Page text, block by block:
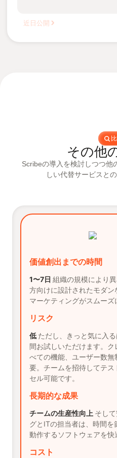
近日公開
その他
Scribeの導入を検討しつつ他
しい代替サービスと
価値創出までの時間
1〜7日 組織の規模により
方向けに設計されたモダ
マーケティングがスムーズ
リスク
低 ただし、きっと気に入
間お試しいただけます。
べての機能、ユーザー数
要。チームを招待してテ
セル可能です。
長期的な成果
チームの生産性向上 そし
グとITの担当者は、時間を
動作するソフトウェアを快
コスト